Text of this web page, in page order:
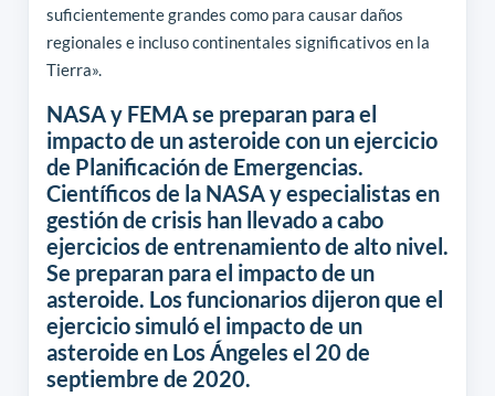
suficientemente grandes como para causar daños
regionales e incluso continentales significativos en la
Tierra».
NASA y FEMA se preparan para el
impacto de un asteroide con un ejercicio
de Planificación de Emergencias.
Científicos de la NASA y especialistas en
gestión de crisis han llevado a cabo
ejercicios de entrenamiento de alto nivel.
Se preparan para el impacto de un
asteroide. Los funcionarios dijeron que el
ejercicio simuló el impacto de un
asteroide en Los Ángeles el 20 de
septiembre de 2020.